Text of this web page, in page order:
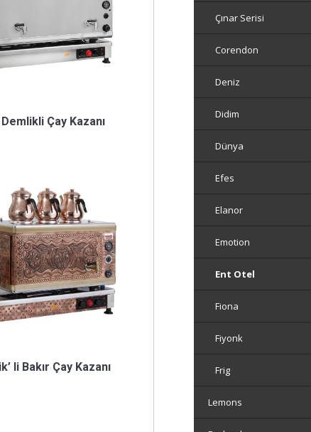
Çay Kazanı
li Bakır Çay Kazanı
Çınar Serisi
Corendon
Deniz
Didim
Dünya
Efes
Elanor
Emotion
Ent Otel
Fiona
Fiyonk
Frig
Lemons